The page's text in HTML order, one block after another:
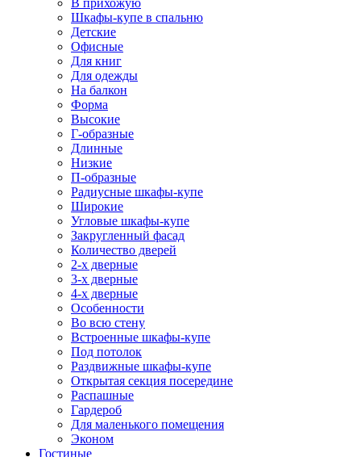
В прихожую
Шкафы-купе в спальню
Детские
Офисные
Для книг
Для одежды
На балкон
Форма
Высокие
Г-образные
Длинные
Низкие
П-образные
Радиусные шкафы-купе
Широкие
Угловые шкафы-купе
Закругленный фасад
Количество дверей
2-х дверные
3-х дверные
4-х дверные
Особенности
Во всю стену
Встроенные шкафы-купе
Под потолок
Раздвижные шкафы-купе
Открытая секция посередине
Распашные
Гардероб
Для маленького помещения
Эконом
Гостиные